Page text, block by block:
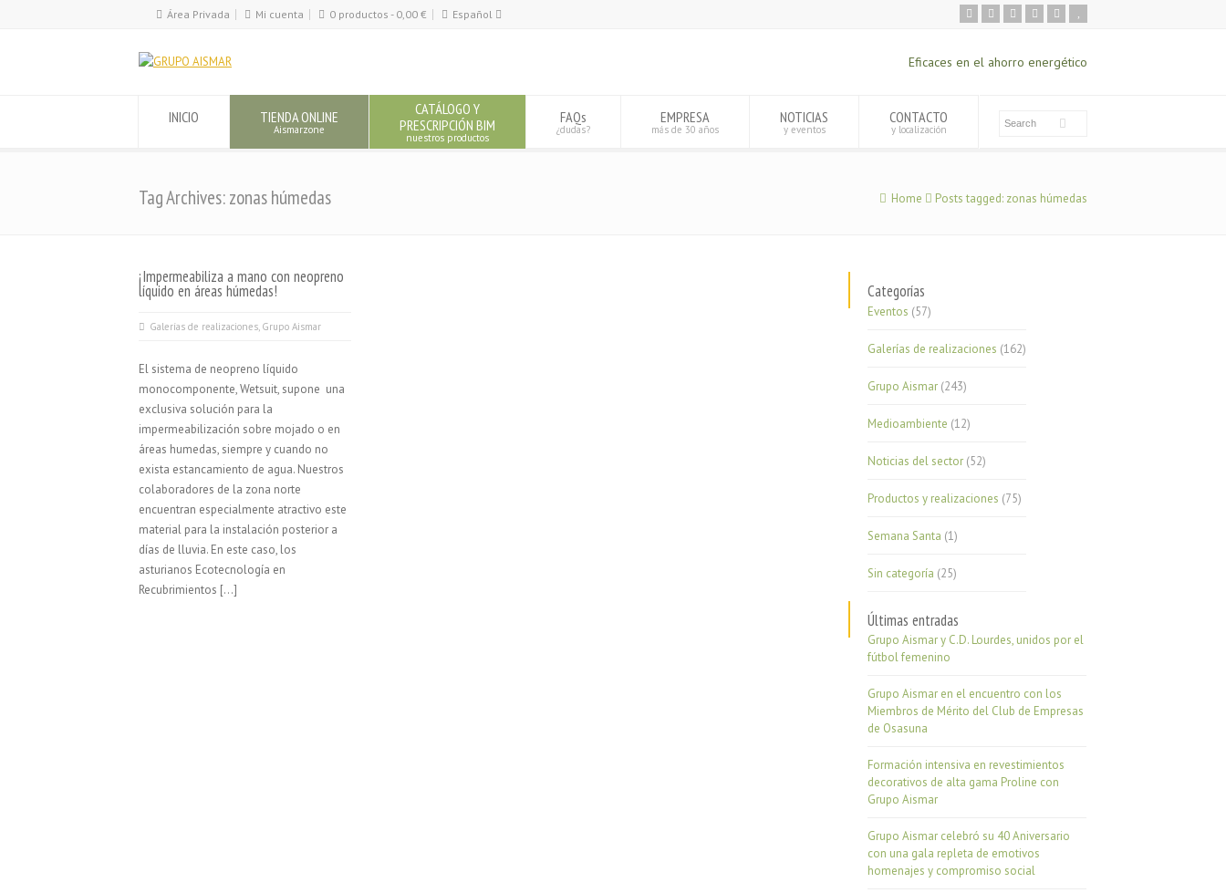
Área Privada Mi cuenta 0 productos - 0,00 €
Español
Eficaces en el ahorro energético
INICIO TIENDA ONLINE
Aismarzone
CATÁLOGO Y
PRESCRIPCIÓN BIM
nuestros productos
FAQs
¿dudas?
EMPRESA
más de 30 años
NOTICIAS
y eventos
CONTACTO
y localización
Tag Archives: zonas húmedas Home Posts tagged: zonas húmedas
¡Impermeabiliza a mano con neopreno
líquido en áreas húmedas!
Galerías de realizaciones, Grupo Aismar
El sistema de neopreno líquido
monocomponente, Wetsuit, supone una
exclusiva solución para la
impermeabilización sobre mojado o en
áreas humedas, siempre y cuando no
exista estancamiento de agua. Nuestros
colaboradores de la zona norte
encuentran especialmente atractivo este
material para la instalación posterior a
días de lluvia. En este caso, los
asturianos Ecotecnología en
Recubrimientos […]
Categorías
Eventos (57)
Galerías de realizaciones (162)
Grupo Aismar (243)
Medioambiente (12)
Noticias del sector (52)
Productos y realizaciones (75)
Semana Santa (1)
Sin categoría (25)
Últimas entradas
Grupo Aismar y C.D. Lourdes, unidos por el
fútbol femenino
Grupo Aismar en el encuentro con los
Miembros de Mérito del Club de Empresas
de Osasuna
Formación intensiva en revestimientos
decorativos de alta gama Proline con
Grupo Aismar
Grupo Aismar celebró su 40 Aniversario
con una gala repleta de emotivos
homenajes y compromiso social